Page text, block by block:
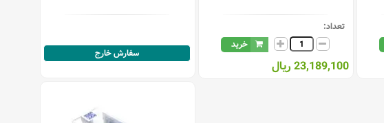
تعداد:
خرید
23,189,100 ریال
سفارش خارج